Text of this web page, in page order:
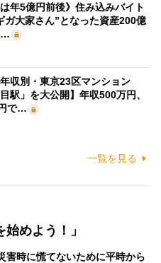
は年5億円前後》住み込みバイト
ガ大家さん”となった資産200億
…
年収別・東京23区マンション
目駅」を大公開】年収500万円、
で…
一覧を見る
めよう！」
害時に慌てないために平時から